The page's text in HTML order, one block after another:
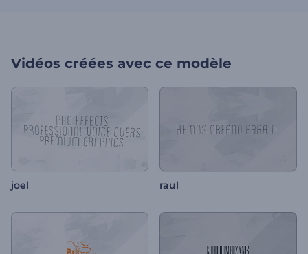
Vidéos créées avec ce modèle
joel raul